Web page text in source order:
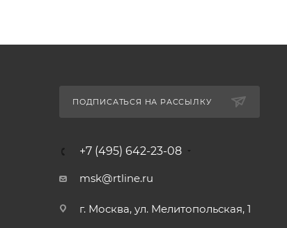
ПОДПИСАТЬСЯ НА РАССЫЛКУ
+7 (495) 642-23-08
msk@rtline.ru
г. Москва, ул. Мелитопольская, 1